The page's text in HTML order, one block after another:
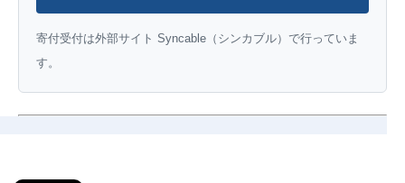
寄付受付は外部サイト Syncable（シンカブル）で行っていま
す。